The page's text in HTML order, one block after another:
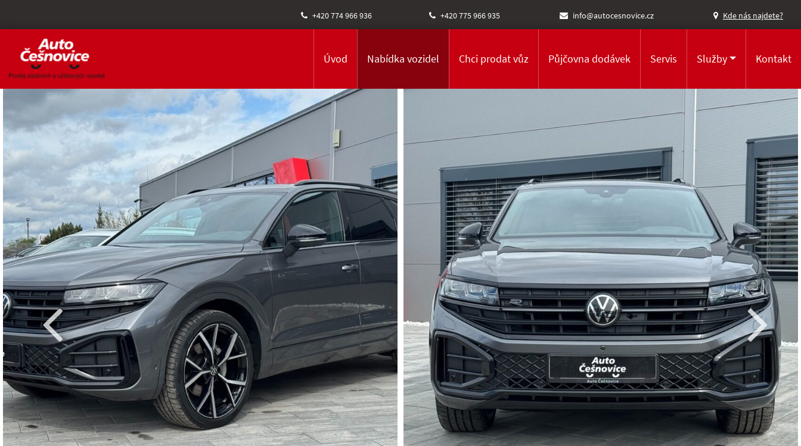
+420 774 966 936 +420 775 966 935 info@autocesnovice.cz Kde nás najdete?
Úvod Nabídka vozidel Chci prodat vůz Půjčovna dodávek Servis Služby Kontakt